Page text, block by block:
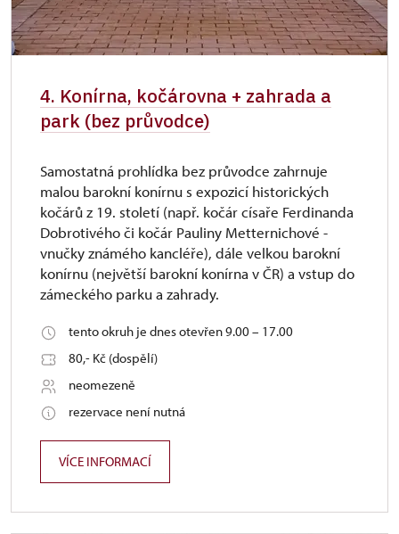
4. Konírna, kočárovna + zahrada a
park (bez průvodce)
Samostatná prohlídka bez průvodce zahrnuje
malou barokní konírnu s expozicí historických
kočárů z 19. století (např. kočár císaře Ferdinanda
Dobrotivého či kočár Pauliny Metternichové -
vnučky známého kancléře), dále velkou barokní
konírnu (největší barokní konírna v ČR) a vstup do
zámeckého parku a zahrady.
tento okruh je dnes otevřen 9.00 – 17.00
80,- Kč (dospělí)
neomezeně
rezervace není nutná
VÍCE INFORMACÍ